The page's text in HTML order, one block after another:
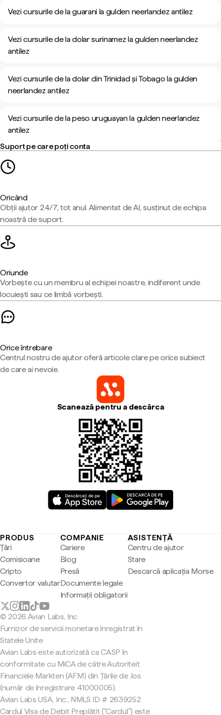
Vezi cursurile de la guarani la gulden neerlandez antilez
Vezi cursurile de la dolar surinamez la gulden neerlandez
antilez
Vezi cursurile de la dolar din Trinidad și Tobago la gulden
neerlandez antilez
Vezi cursurile de la peso uruguayan la gulden neerlandez
antilez
Suport pe care poți conta
Oricând
Obții ajutor 24/7, tot anul. Alimentat de AI, susținut de echipa
noastră de suport.
Oriunde
Vorbește cu un membru al echipei noastre, indiferent unde
locuiești sau ce limbă vorbești.
Orice întrebare
Centrul nostru de ajutor oferă articole clare pe orice subiect
de care ai nevoie.
Scanează pentru a descărca
PRODUS
Țări
Comisioane
Cripto
Convertor valutar
COMPANIE
Cariere
Blog
Presă
Documente legale
Informații obligatorii
ASISTENȚĂ
Centru de ajutor
Stare
Descarcă aplicația Morse
© 2026 Avian Labs, Inc
Furnizor de servicii monetare înregistrat în
Statele Unite
Avian Labs este autorizată ca CASP în
conformitate cu MiCA de către Autoriteit
Financiële Markten (AFM) din Țările de Jos
(număr de înregistrare 41000005).
Avian Labs USA, Inc., NMLS ID # 2639252
Cardul Visa de Debit Preplătit ("Cardul") este